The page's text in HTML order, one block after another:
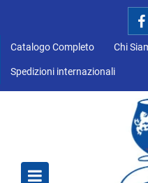
Catalogo Completo Chi
Spedizioni internazionali